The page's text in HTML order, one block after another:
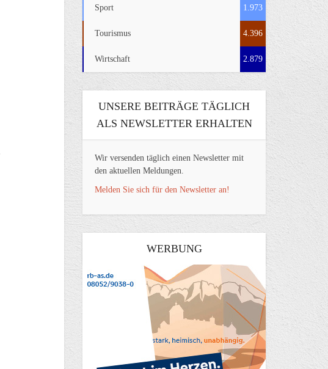
Sport 1.973
Tourismus 4.396
Wirtschaft 2.879
UNSERE BEITRÄGE TÄGLICH
ALS NEWSLETTER ERHALTEN
Wir versenden täglich einen Newsletter mit
den aktuellen Meldungen.
Melden Sie sich für den Newsletter an!
WERBUNG